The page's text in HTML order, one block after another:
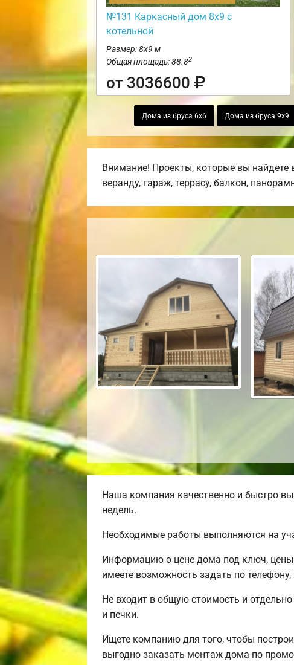
№131 Каркасный дом 8х9 с
котельной
Размер: 8х9 м
Общая площадь: 88.82
от 3036600
Дома из бруса 6х6 Дома из бруса 9х9
Внимание! Проекты, которые вы
веранду, гараж, террасу, балкон,
Наша компания качественно и быстро
недель.
Необходимые работы выполняются на
Информацию о цене дома под ключ, цены
имеете возможность задать по
Не входит в общую стоимость и
и печки.
Ищете компанию для того, чтобы
выгодно заказать монтаж дома по